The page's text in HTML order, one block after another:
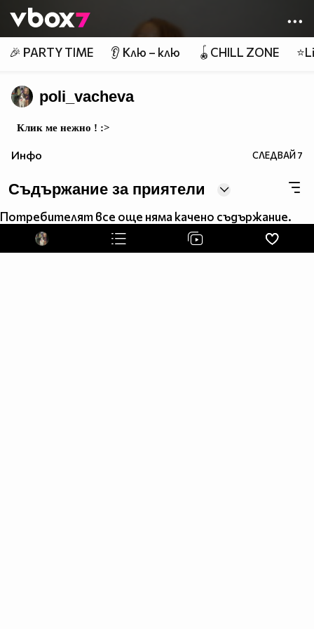
👾
🎉 PARTY TIME 👂 Клю – клю 🪀CHILL ZONE
poli_vacheva
Клик ме нежно ! :>
Инфо СЛЕДВАЙ7
Съдържание за приятели
Потребителят все още няма качено съдържание.